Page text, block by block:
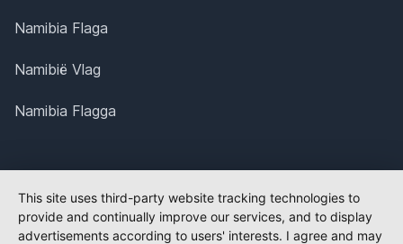
Namibia Flaga
Namibië Vlag
Namibia Flagga
This site uses third-party website tracking technologies to
provide and continually improve our services, and to display
advertisements according to users' interests. I agree and may